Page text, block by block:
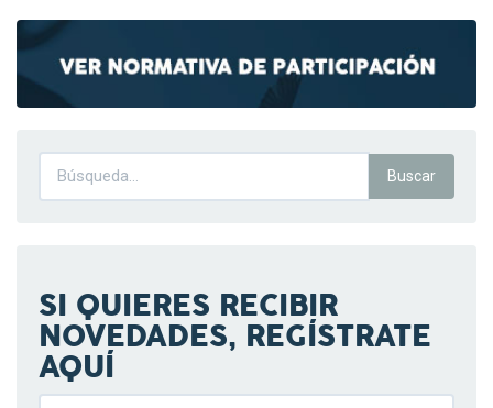
SI QUIERES RECIBIR
NOVEDADES, REGÍSTRATE
AQUÍ